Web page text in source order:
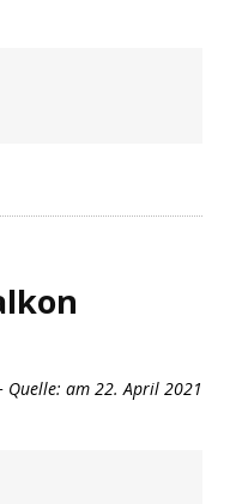
Quelle: am 22. April 2021